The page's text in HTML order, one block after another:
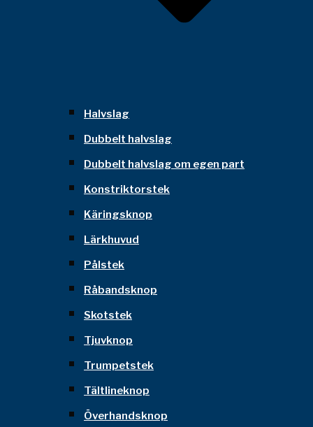
Halvslag
Dubbelt halvslag
Dubbelt halvslag om egen part
Konstriktorstek
Käringsknop
Lärkhuvud
Pålstek
Råbandsknop
Skotstek
Tjuvknop
Trumpetstek
Tältlineknop
Överhandsknop